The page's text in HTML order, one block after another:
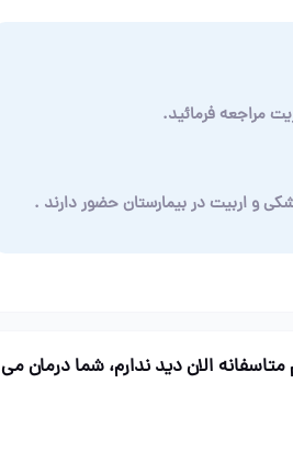
مراجعه فرمائید.
و اربیت در بیمارستان حضور دارند .
الان دید ندارم، شما درمان می